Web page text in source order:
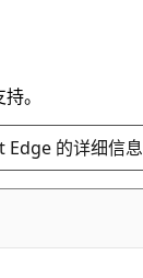
。
的详细信息